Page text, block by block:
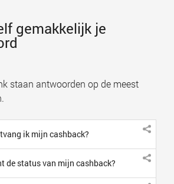
gemakkelijk je
staan antwoorden op de meest
ik mijn cashback?
de status van mijn cashback?